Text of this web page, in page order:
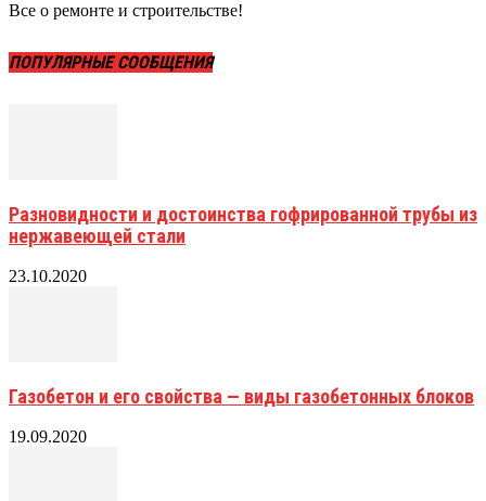
Все о ремонте и строительстве!
ПОПУЛЯРНЫЕ СООБЩЕНИЯ
Разновидности и достоинства гофрированной трубы из
нержавеющей стали
23.10.2020
Газобетон и его свойства — виды газобетонных блоков
19.09.2020